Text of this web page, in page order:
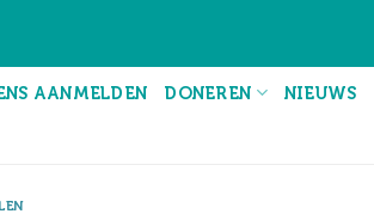
AANMELDEN DONEREN NIEUWS